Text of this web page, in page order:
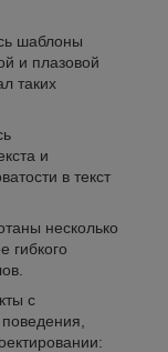
шаблоны
и плазовой
таких
и
в текст
несколько
гибкого
с